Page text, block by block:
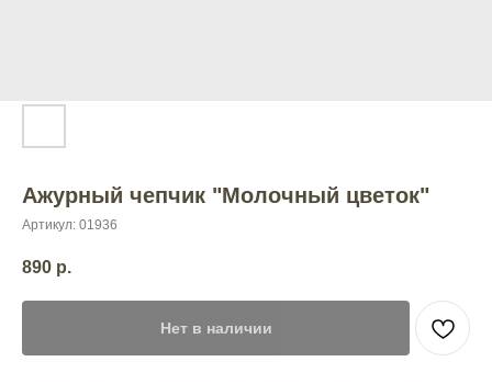
Ажурный чепчик "Молочный цветок"
Артикул: 01936
890 р.
Нет в наличии